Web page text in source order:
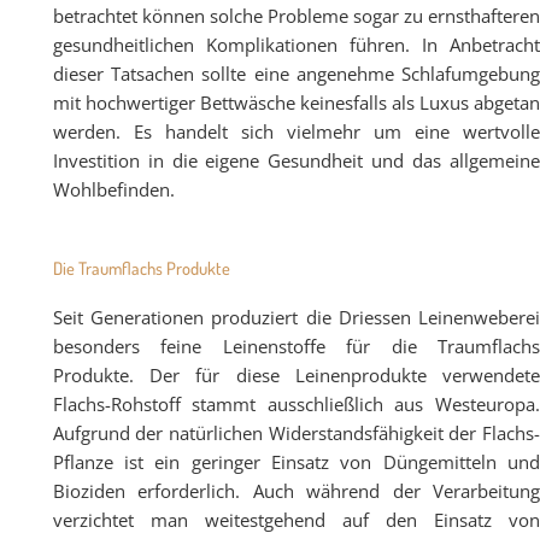
betrachtet können solche Probleme sogar zu ernsthafteren
gesundheitlichen Komplikationen führen. In Anbetracht
dieser Tatsachen sollte eine angenehme Schlafumgebung
mit hochwertiger Bettwäsche keinesfalls als Luxus abgetan
werden. Es handelt sich vielmehr um eine wertvolle
Investition in die eigene Gesundheit und das allgemeine
Wohlbefinden.
Die Traumflachs Produkte
Seit Generationen produziert die Driessen Leinenweberei
besonders feine Leinenstoffe für die Traumflachs
Produkte. Der für diese Leinenprodukte verwendete
Flachs-Rohstoff stammt ausschließlich aus Westeuropa.
Aufgrund der natürlichen Widerstandsfähigkeit der Flachs-
Pflanze ist ein geringer Einsatz von Düngemitteln und
Bioziden erforderlich. Auch während der Verarbeitung
verzichtet man weitestgehend auf den Einsatz von